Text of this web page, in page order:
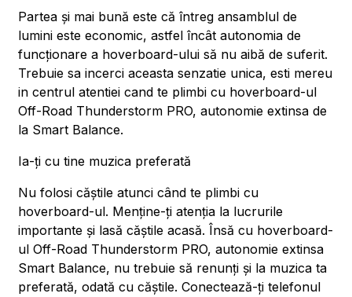
Partea și mai bună este că întreg ansamblul de
lumini este economic, astfel încât autonomia de
funcționare a hoverboard-ului să nu aibă de suferit.
Trebuie sa incerci aceasta senzatie unica, esti mereu
in centrul atentiei cand te plimbi cu hoverboard-ul
Off-Road Thunderstorm PRO, autonomie extinsa de
la Smart Balance.
Ia-ți cu tine muzica preferată
Nu folosi căștile atunci când te plimbi cu
hoverboard-ul. Menține-ți atenția la lucrurile
importante și lasă căștile acasă. Însă cu hoverboard-
ul Off-Road Thunderstorm PRO, autonomie extinsa
Smart Balance, nu trebuie să renunți și la muzica ta
preferată, odată cu căștile. Conectează-ți telefonul